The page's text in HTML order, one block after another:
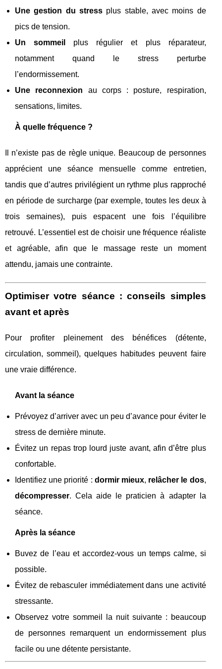
Une gestion du stressplus stable, avec moins de
pics de tension.
Un sommeil
plus régulier et plus réparateur,
notamment quand le stress perturbe
l’endormissement.
Une reconnexion au corps : posture, respiration,
sensations, limites.
À quelle fréquence ?
Il n’existe pas de règle unique. Beaucoup de personnes
apprécient une séance mensuelle comme entretien,
tandis que d’autres privilégient un rythme plus rapproché
en période de surcharge (par exemple, toutes les deux à
trois semaines), puis espacent une fois l’équilibre
retrouvé. L’essentiel est de choisir une fréquence réaliste
et agréable, afin que le massage reste un moment
attendu, jamais une contrainte.
Optimiser votre séance : conseils simples
avant et après
Pour profiter pleinement des bénéfices (détente,
circulation, sommeil), quelques habitudes peuvent faire
une vraie différence.
Avant la séance
Prévoyez d’arriver avec un peu d’avance pour éviter le
stress de dernière minute.
Évitez un repas trop lourd juste avant, afin d’être plus
confortable.
Identifiez une priorité : dormir mieux, relâcher le dos,
décompresser. Cela aide le praticien à adapter la
séance.
Après la séance
Buvez de l’eau et accordez-vous un temps calme, si
possible.
Évitez de rebasculer immédiatement dans une activité
stressante.
Observez votre sommeil la nuit suivante : beaucoup
de personnes remarquent un endormissement plus
facile ou une détente persistante.